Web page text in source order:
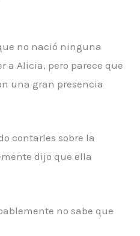
no nació ninguna
a Alicia, pero parece que
una gran presencia
contarles sobre la
dijo que ella
no sabe que